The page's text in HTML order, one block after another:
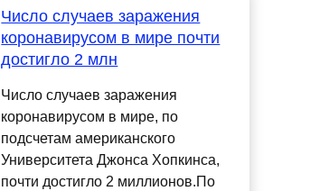
Число случаев заражения
коронавирусом в мире почти
достигло 2 млн
Число случаев заражения
коронавирусом в мире, по
подсчетам американского
Университета Джонса Хопкинса,
почти достигло 2 миллионов.По